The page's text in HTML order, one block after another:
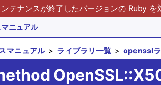
テナンスが終了したバージョンの Ruby を
ニュアル
マニュアル ライブラリ一覧 opensslラ